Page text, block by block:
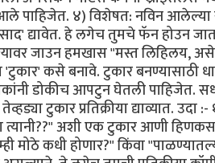
४) विशेषत: नविन आलेल्या
द्यावेत. हे लगेच तुमचे फॅन होउन
जाउन हमखास "मस्त
'टुकार' कसे बनावे. टुकार बनण्यासाठी
डोकीच आपटुन घेतली पाहिजेत.
टुकार प्रतिक्रीया द्याव्यात. उदा
त्यानी??" अशी एक टुकार आणी हिणकस
मोठे कधी होणार?" किंवा